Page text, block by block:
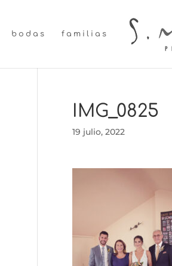
bodas familias
IMG_0825
19 julio, 2022